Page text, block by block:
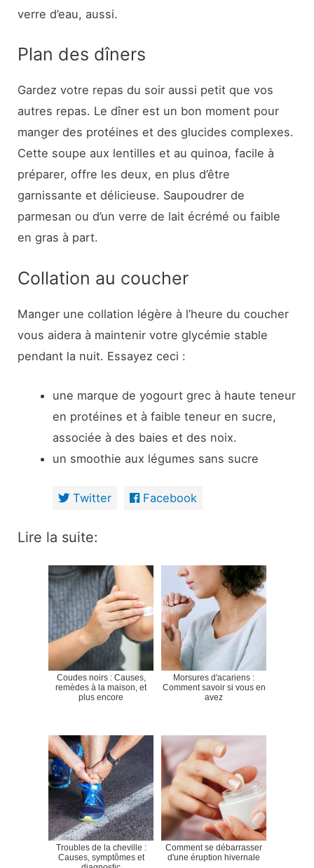
verre d’eau, aussi.
Plan des dîners
Gardez votre repas du soir aussi petit que vos
autres repas. Le dîner est un bon moment pour
manger des protéines et des glucides complexes.
Cette soupe aux lentilles et au quinoa, facile à
préparer, offre les deux, en plus d’être
garnissante et délicieuse. Saupoudrer de
parmesan ou d’un verre de lait écrémé ou faible
en gras à part.
Collation au coucher
Manger une collation légère à l’heure du coucher
vous aidera à maintenir votre glycémie stable
pendant la nuit. Essayez ceci :
une marque de yogourt grec à haute teneur
en protéines et à faible teneur en sucre,
associée à des baies et des noix.
un smoothie aux légumes sans sucre
Twitter Facebook
Lire la suite:
Coudes noirs : Causes,
remèdes à la maison, et
plus encore
Morsures d'acariens :
Comment savoir si vous en
avez
Troubles de la cheville :
Causes, symptômes et
Comment se débarrasser
d'une éruption hivernale